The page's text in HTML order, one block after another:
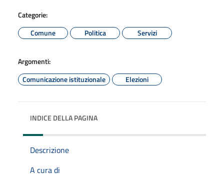
Categorie:
Comune
Politica Servizi
Argomenti:
Comunicazione istituzionale
Elezioni
INDICE DELLA PAGINA
Descrizione
A cura di